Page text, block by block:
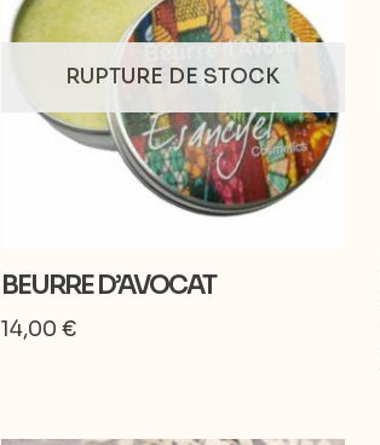
RUPTURE DE STOCK
BEURRE D’AVOCAT
14,00€